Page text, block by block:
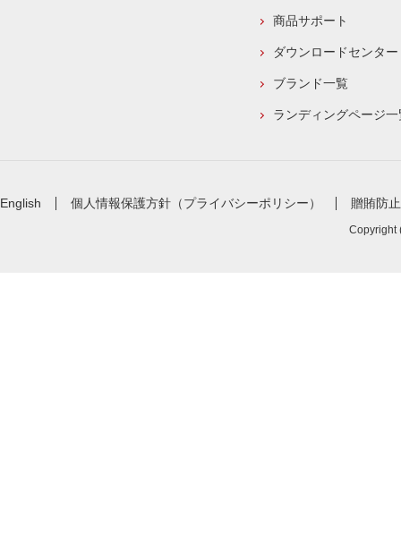
商品サポート
ダウンロードセンター
ブランド一覧
ランディングページ一
English 個人情報保護方針（プライバシーポリシー） 贈賄防
Copyright